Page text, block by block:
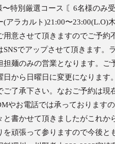
〜特別厳選コース 〘6名様のみ
(アラカルト)21:00〜23:00(L.O)
用意させて頂きますのでご予約
SNSでアップさせて頂きます。
担麺のみの営業となります。ご
日から日曜日に変更になります
ご了承下さい。なおご予約は現
やお電話では承っております
と書かせて頂きましたがこれか
を頑張って参りますので今後と